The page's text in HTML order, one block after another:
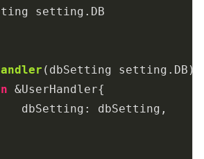
(dbSetting setting.DB)
&UserHandler{